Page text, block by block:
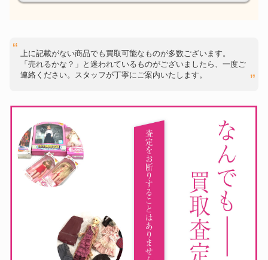
上に記載がない商品でも買取可能なものが多数ございます。
「売れるかな？」と迷われているものがございましたら、一度ご
連絡ください。スタッフが丁寧にご案内いたします。